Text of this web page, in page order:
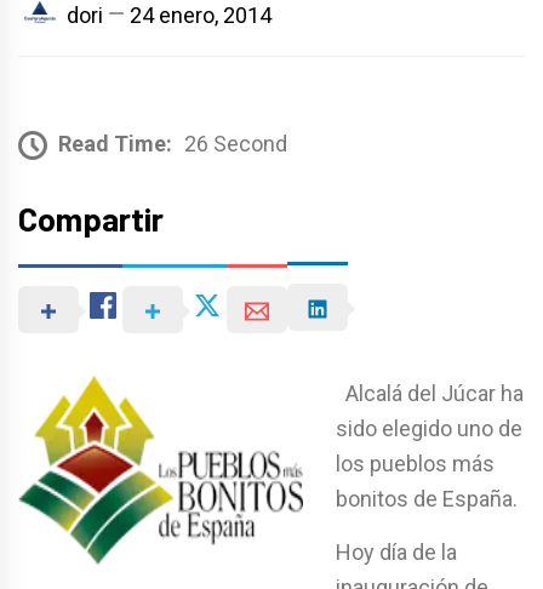
dori 24 enero, 2014
Read Time: 26 Second
Compartir
Alcalá del Júcar ha
sido elegido uno de
los pueblos más
bonitos de España.
Hoy día de la